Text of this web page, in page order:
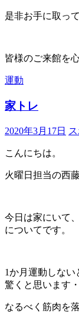
是非お手に取っ
皆様のご来館を
運動
家トレ
2020年3月17日
こんにちは。
火曜日担当の西藤
今日は家にいて
についてです。
1か月運動しな
驚くと思います・
なるべく筋肉を